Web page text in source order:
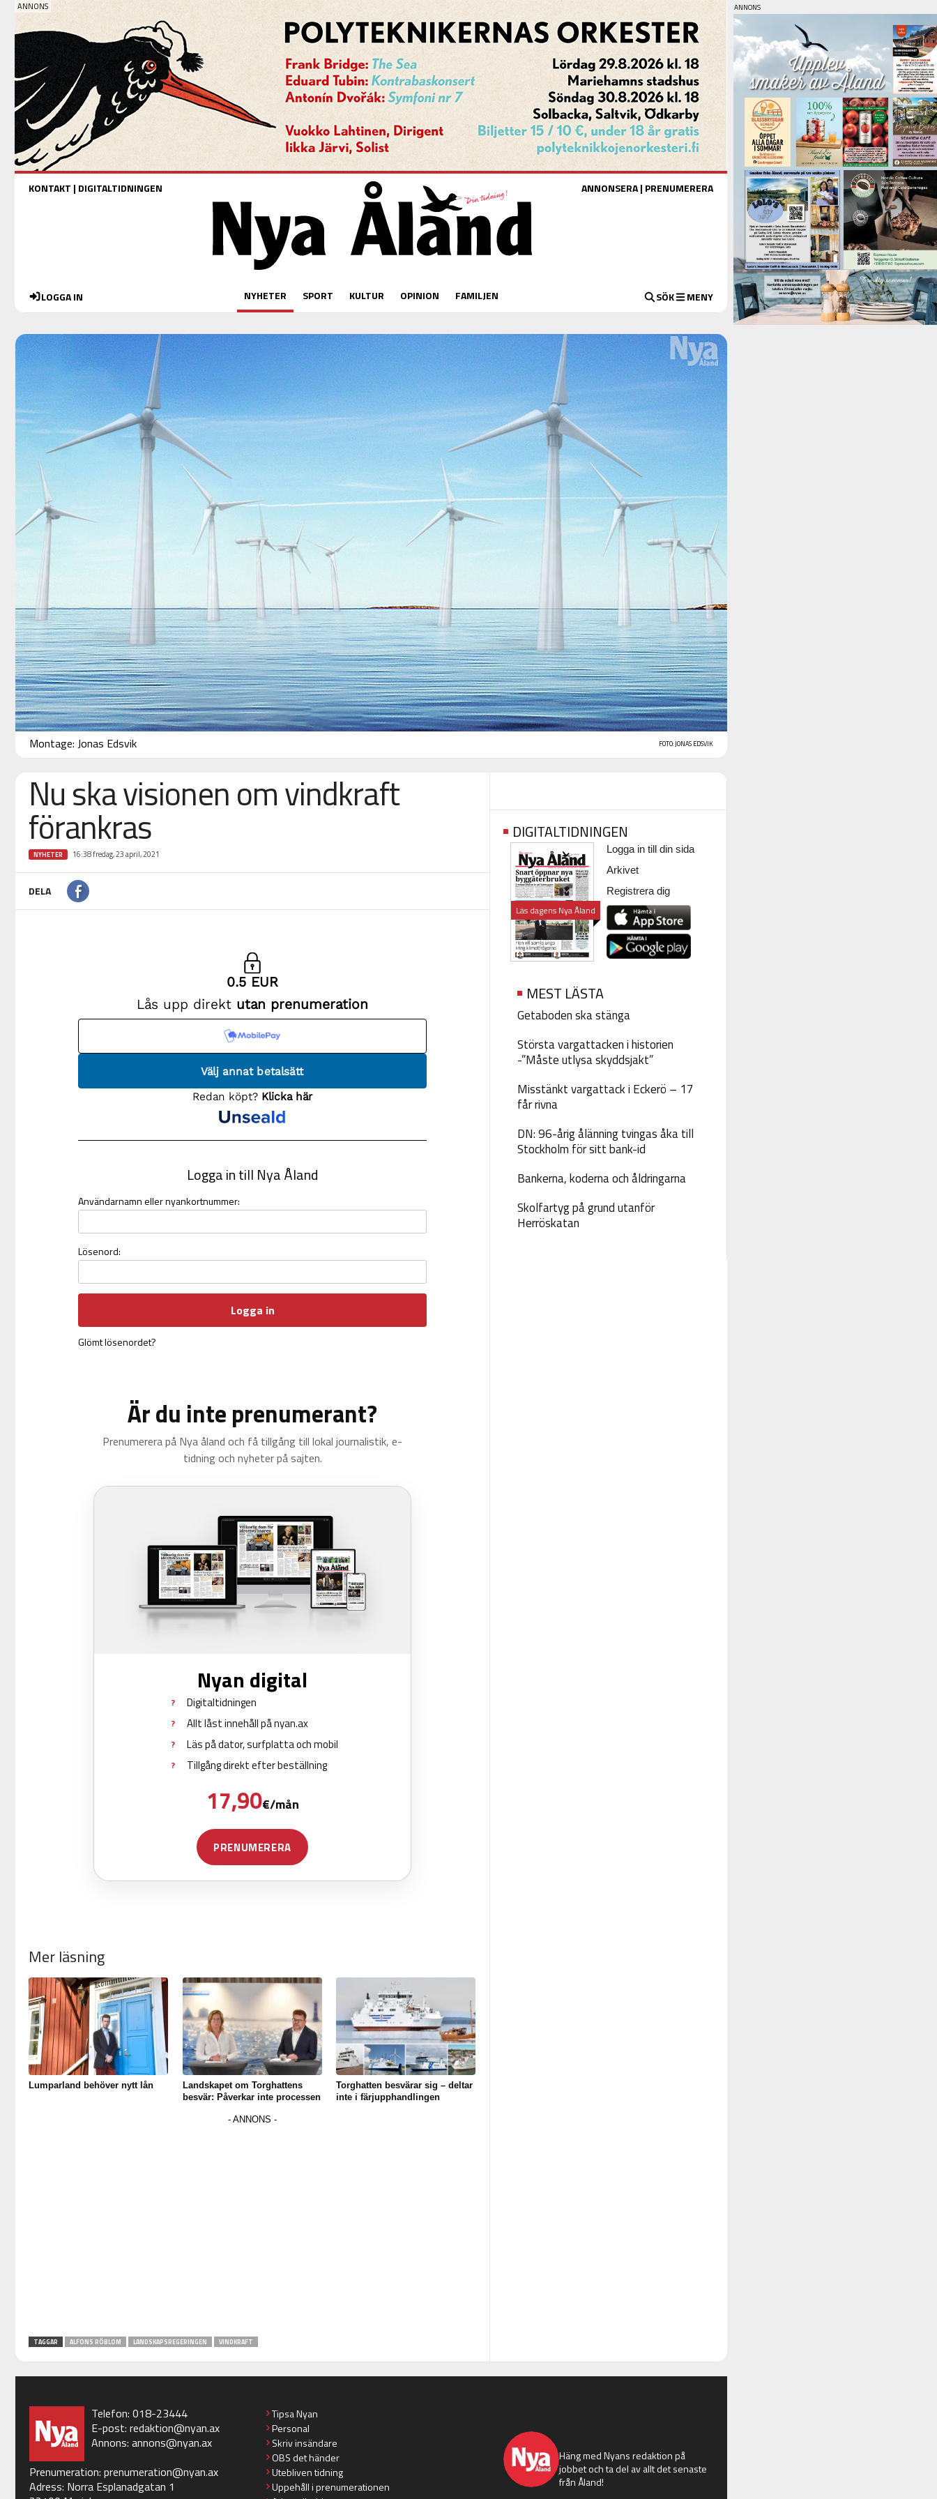
KONTAKT | DIGITALTIDNINGEN ANNONSERA| PRENUMERERA
LOGGA IN NYHETER SPORT KULTUR OPINION FAMILJEN SÖK MENY
FOTO: JONAS EDSVIK
Montage: Jonas Edsvik
Nu ska visionen om vindkraft
förankras
NYHETER 16:38 fredag, 23 april, 2021
DELA
Mer läsning
Lumparland behöver nytt lån
Landskapet om Torghattens
besvär: Påverkar inte processen
Torghatten besvärar sig – deltar
inte i färjupphandlingen
TAGGAR ALFONS RÖBLOM LANDSKAPSREGERINGEN VINDKRAFT
DIGITALTIDNINGEN
Läs dagens Nya Åland
Logga in till din sida
Arkivet
Registrera dig
MEST LÄSTA
Getaboden ska stänga
Största vargattacken i historien
-”Måste utlysa skyddsjakt”
Misstänkt vargattack i Eckerö – 17
får rivna
DN: 96-årig ålänning tvingas åka till
Stockholm för sitt bank-id
Bankerna, koderna och åldringarna
Skolfartyg på grund utanför
Herröskatan
Telefon: 018-23444
E-post: redaktion@nyan.ax
Annons: annons@nyan.ax
Prenumeration: prenumeration@nyan.ax
Adress: Norra Esplanadgatan 1
Tipsa Nyan
Personal
Skriv insändare
OBS det händer
Utebliven tidning
Uppehåll i prenumerationen
Häng med Nyans redaktion på
jobbet och ta del av allt det senaste
från Åland!